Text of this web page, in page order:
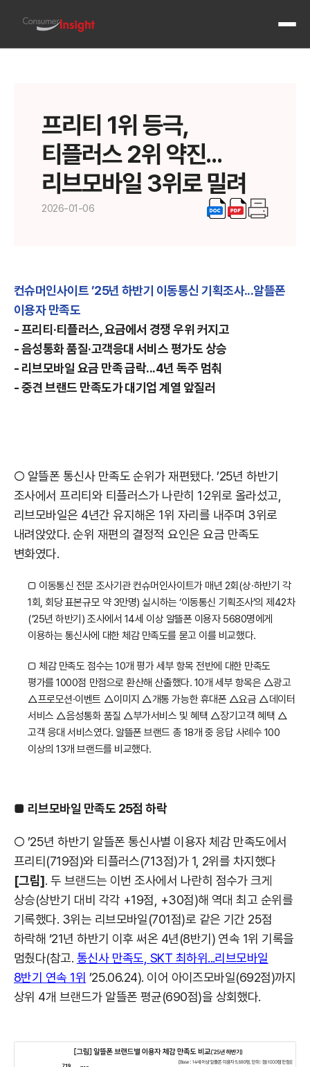
전체
프리티 1위 등극,
티플러스 2위 약진...
리브모바일 3위로 밀려
2026-01-06
컨슈머인사이트 ’25년 하반기 이동통신 기획조사...알뜰폰
이용자 만족도
- 프리티·티플러스, 요금에서 경쟁 우위 커지고
- 음성통화 품질·고객응대 서비스 평가도 상승
- 리브모바일 요금 만족 급락...4년 독주 멈춰
- 중견 브랜드 만족도가 대기업 계열 앞질러
○ 알뜰폰 통신사 만족도 순위가 재편됐다. ’25년 하반기
조사에서 프리티와 티플러스가 나란히 1·2위로 올라섰고,
리브모바일은 4년간 유지해온 1위 자리를 내주며 3위로
내려앉았다. 순위 재편의 결정적 요인은 요금 만족도
변화였다.
□ 이동통신 전문 조사기관 컨슈머인사이트가 매년 2회(상·하반기 각
1회, 회당 표본규모 약 3만명) 실시하는 ‘이동통신 기획조사’의 제42차
(’25년 하반기) 조사에서 14세 이상 알뜰폰 이용자 5680명에게
이용하는 통신사에 대한 체감 만족도를 묻고 이를 비교했다.
□ 체감 만족도 점수는 10개 평가 세부 항목 전반에 대한 만족도
평가를 1000점 만점으로 환산해 산출했다. 10개 세부 항목은 △광고
△프로모션·이벤트 △이미지 △개통 가능한 휴대폰 △요금 △데이터
서비스 △음성통화 품질 △부가서비스 및 혜택 △장기고객 혜택 △
고객 응대 서비스였다. 알뜰폰 브랜드 총 18개 중 응답 사례수 100
이상의 13개 브랜드를 비교했다.
■ 리브모바일 만족도 25점 하락
○ ’25년 하반기 알뜰폰 통신사별 이용자 체감 만족도에서
프리티(719점)와 티플러스(713점)가 1, 2위를 차지했다
[그림]. 두 브랜드는 이번 조사에서 나란히 점수가 크게
상승(상반기 대비 각각 +19점, +30점)해 역대 최고 순위를
기록했다. 3위는 리브모바일(701점)로 같은 기간 25점
하락해 ‘21년 하반기 이후 써온 4년(8반기) 연속 1위 기록을
멈췄다(참고. 통신사 만족도, SKT 최하위...리브모바일
8반기 연속 1위 ’25.06.24). 이어 아이즈모바일(692점)까지
상위 4개 브랜드가 알뜰폰 평균(690점)을 상회했다.